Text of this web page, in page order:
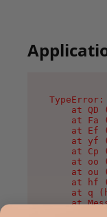
at QD
at Fa
at Ef
at yf
at Cp
at oo
at ou
at hf
at q
at